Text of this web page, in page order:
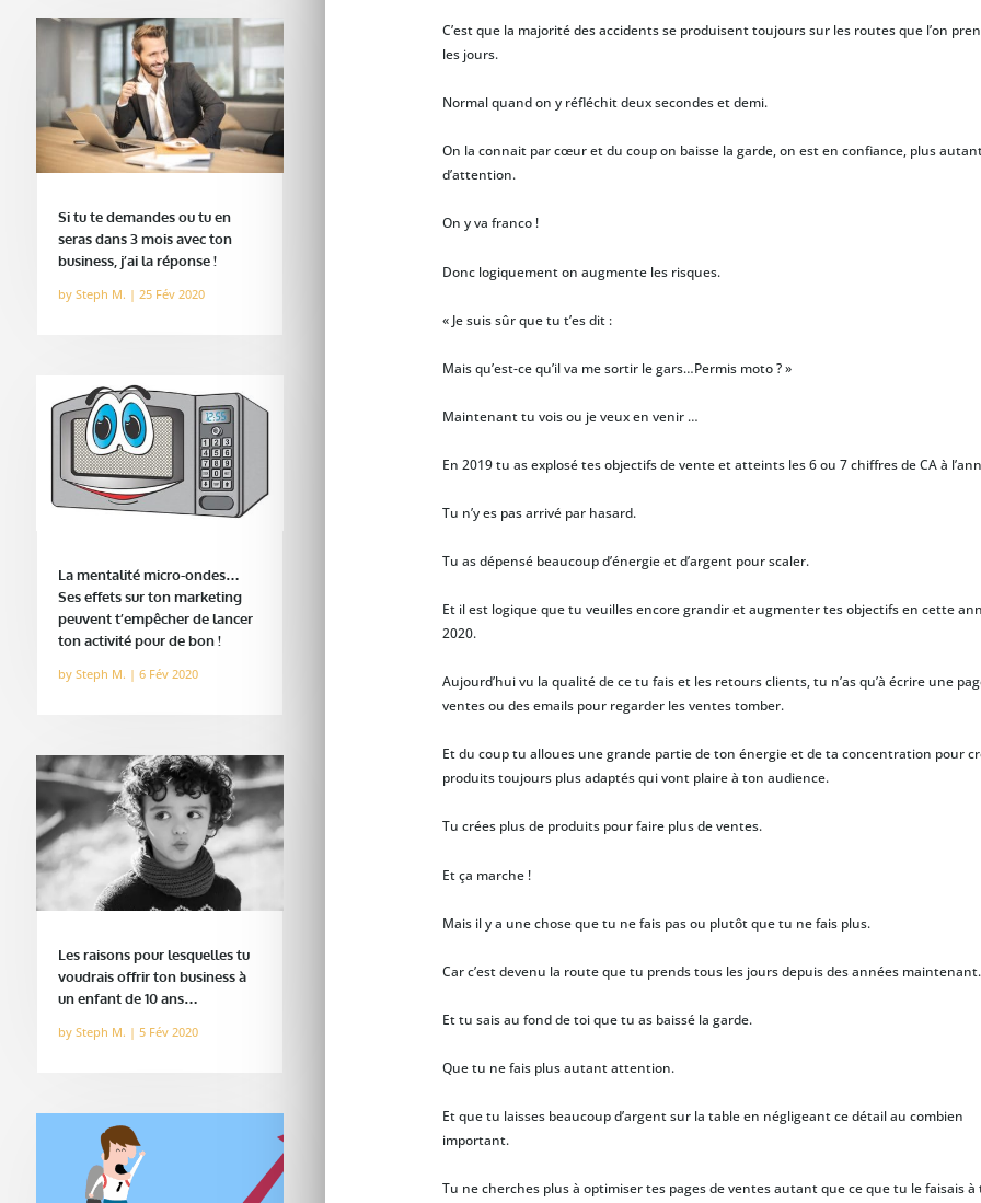
Si tu te demandes ou tu en
seras dans 3 mois avec ton
business, j’ai la réponse !
by Steph M. | 25 Fév 2020
La mentalité micro-ondes…
Ses effets sur ton marketing
peuvent t’empêcher de lancer
ton activité pour de bon !
by Steph M. | 6 Fév 2020
Les raisons pour lesquelles tu
voudrais offrir ton business à
un enfant de 10 ans…
by Steph M. | 5 Fév 2020
C’est que la majorité des accidents se produisent toujours sur les routes que l’on
les jours.
Normal quand on y réfléchit deux secondes et demi.
On la connait par cœur et du coup on baisse la garde, on est en confiance, plus
d’attention.
On y va franco !
Donc logiquement on augmente les risques.
« Je suis sûr que tu t’es dit :
Mais qu’est-ce qu’il va me sortir le gars…Permis moto ? »
Maintenant tu vois ou je veux en venir …
En 2019 tu as explosé tes objectifs de vente et atteints les 6 ou 7 chiffres de CA à
Tu n’y es pas arrivé par hasard.
Tu as dépensé beaucoup d’énergie et d’argent pour scaler.
Et il est logique que tu veuilles encore grandir et augmenter tes objectifs en cette
2020.
Aujourd’hui vu la qualité de ce tu fais et les retours clients, tu n’as qu’à écrire une
ventes ou des emails pour regarder les ventes tomber.
Et du coup tu alloues une grande partie de ton énergie et de ta concentration pour
produits toujours plus adaptés qui vont plaire à ton audience.
Tu crées plus de produits pour faire plus de ventes.
Et ça marche !
Mais il y a une chose que tu ne fais pas ou plutôt que tu ne fais plus.
Car c’est devenu la route que tu prends tous les jours depuis des années maintenant.
Et tu sais au fond de toi que tu as baissé la garde.
Que tu ne fais plus autant attention.
Et que tu laisses beaucoup d’argent sur la table en négligeant ce détail au combien
important.
Tu ne cherches plus à optimiser tes pages de ventes autant que ce que tu le faisais à